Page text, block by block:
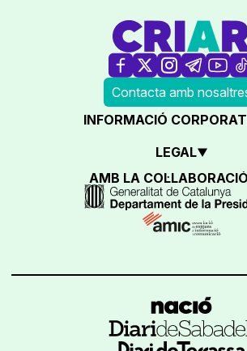
Contacta amb
INFORMACIÓ
LEGAL
AMB LA